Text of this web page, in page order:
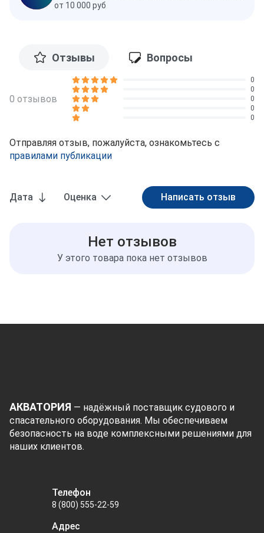
от 10 000 руб
Отзывы Вопросы
Дата Оценка
Нет отзывов
У этого товара пока нет отзывов
0 отзывов
0
0
0
0
0
Отправляя отзыв, пожалуйста, ознакомьтесь с
правилами публикации
АКВАТОРИЯ — надёжный поставщик судового и
спасательного оборудования. Мы обеспечиваем
безопасность на воде комплексными решениями для
наших клиентов.
Телефон
8 (800) 555-22-59
Адрес